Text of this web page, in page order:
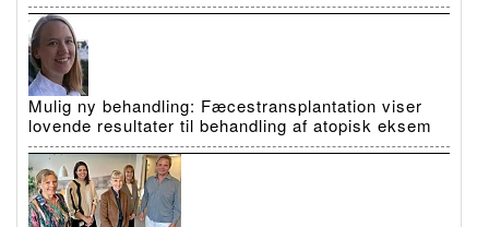
Mulig ny behandling: Fæcestransplantation viser
lovende resultater til behandling af atopisk eksem